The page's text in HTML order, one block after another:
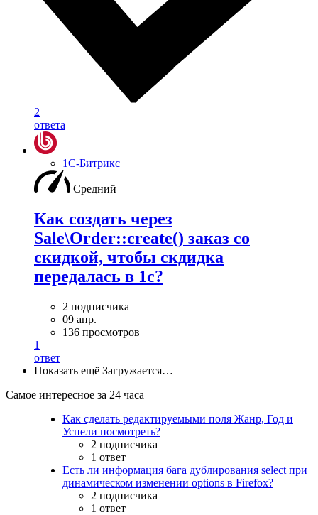
2
ответа
1С-Битрикс
Средний
Как создать через
Sale\Order::create() заказ со
скидкой, чтобы скдидка
передалась в 1с?
2 подписчика
09 апр.
136 просмотров
1
ответ
Показать ещё Загружается…
Самое интересное за 24 часа
Как сделать редактируемыми поля Жанр, Год и
Успели посмотреть?
2 подписчика
1 ответ
Есть ли информация бага дублирования select при
динамическом изменении options в Firefox?
2 подписчика
1 ответ